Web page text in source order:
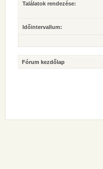
Találatok rendezése:
Időintervallum:
Fórum kezdőlap